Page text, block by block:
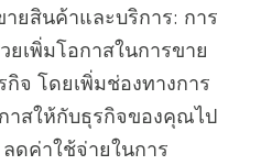
ยสินค้าและบริการ: การ
เพิ่มโอกาสในการขาย
จ โดยเพิ่มช่องทางการ
าสให้กับธุรกิจของคุณไป
ดค่าใช้จ่ายในการ